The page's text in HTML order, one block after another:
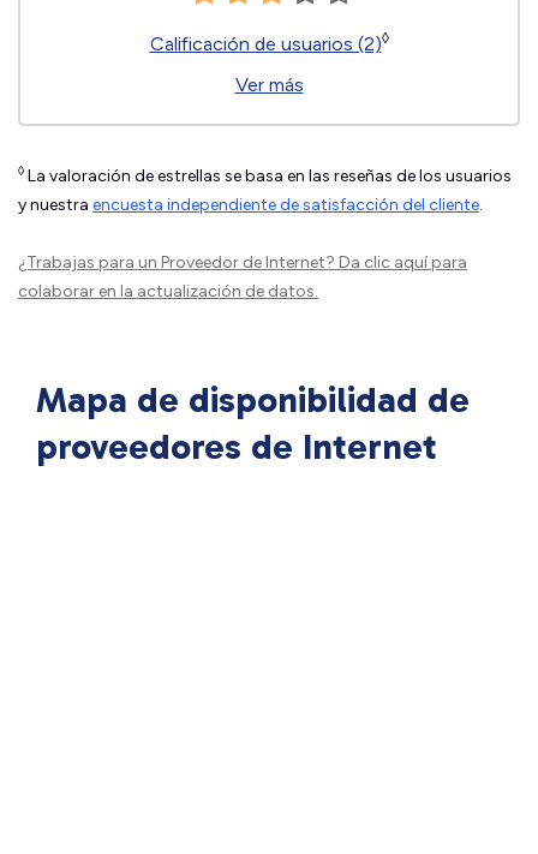
Calificación de usuarios (2)◊
Ver más
◊ La valoración de estrellas se basa en las reseñas de los usuarios
y nuestra encuesta independiente de satisfacción del cliente.
¿Trabajas para un Proveedor de Internet? Da clic aquípara
colaborar en la actualización de datos.
Mapa de disponibilidad de
proveedores de Internet